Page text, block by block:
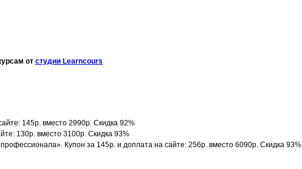
от студии Learncours
145р. вместо 2990р. Скидка 92%
130р. вместо 3100р. Скидка 93%
Купон за 145р. и доплата на сайте: 256р. вместо 6090р. Скидка 93%